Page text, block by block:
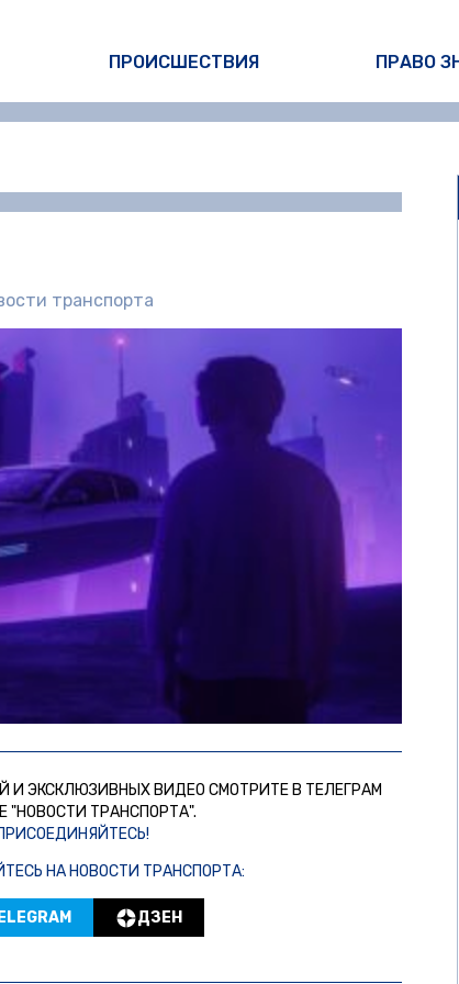
ПРОИСШЕСТВИЯ ПРАВО
транспорта
И ЭКСКЛЮЗИВНЫХ ВИДЕО СМОТРИТЕ В ТЕЛЕГРАМ
"НОВОСТИ ТРАНСПОРТА".
НА НОВОСТИ ТРАНСПОРТА:
ДЗЕН